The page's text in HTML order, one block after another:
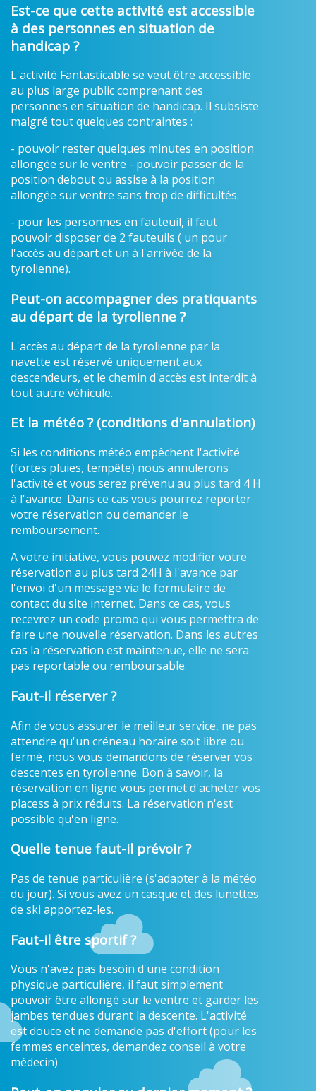
Est-ce que cette activité est accessible
à des personnes en situation de
handicap ?
L'activité Fantasticable se veut être accessible
au plus large public comprenant des
personnes en situation de handicap. Il subsiste
malgré tout quelques contraintes :
- pouvoir rester quelques minutes en position
allongée sur le ventre - pouvoir passer de la
position debout ou assise à la position
allongée sur ventre sans trop de difficultés.
- pour les personnes en fauteuil, il faut
pouvoir disposer de 2 fauteuils ( un pour
l'accès au départ et un à l'arrivée de la
tyrolienne).
Peut-on accompagner des pratiquants
au départ de la tyrolienne ?
L'accès au départ de la tyrolienne par la
navette est réservé uniquement aux
descendeurs, et le chemin d'accès est interdit à
tout autre véhicule.
Et la météo ? (conditions d'annulation)
Si les conditions météo empêchent l'activité
(fortes pluies, tempête) nous annulerons
l'activité et vous serez prévenu au plus tard 4 H
à l'avance. Dans ce cas vous pourrez reporter
votre réservation ou demander le
remboursement.
A votre initiative, vous pouvez modifier votre
réservation au plus tard 24H à l'avance par
l'envoi d'un message via le formulaire de
contact du site internet. Dans ce cas, vous
recevrez un code promo qui vous permettra de
faire une nouvelle réservation. Dans les autres
cas la réservation est maintenue, elle ne sera
pas reportable ou remboursable.
Faut-il réserver ?
Afin de vous assurer le meilleur service, ne pas
attendre qu'un créneau horaire soit libre ou
fermé, nous vous demandons de réserver vos
descentes en tyrolienne. Bon à savoir, la
réservation en ligne vous permet d'acheter vos
placess à prix réduits. La réservation n'est
possible qu'en ligne.
Quelle tenue faut-il prévoir ?
Pas de tenue particulière (s'adapter à la météo
du jour). Si vous avez un casque et des lunettes
de ski apportez-les.
Faut-il être sportif ?
Vous n'avez pas besoin d'une condition
physique particulière, il faut simplement
pouvoir être allongé sur le ventre et garder les
jambes tendues durant la descente. L'activité
est douce et ne demande pas d'effort (pour les
femmes enceintes, demandez conseil à votre
médecin)